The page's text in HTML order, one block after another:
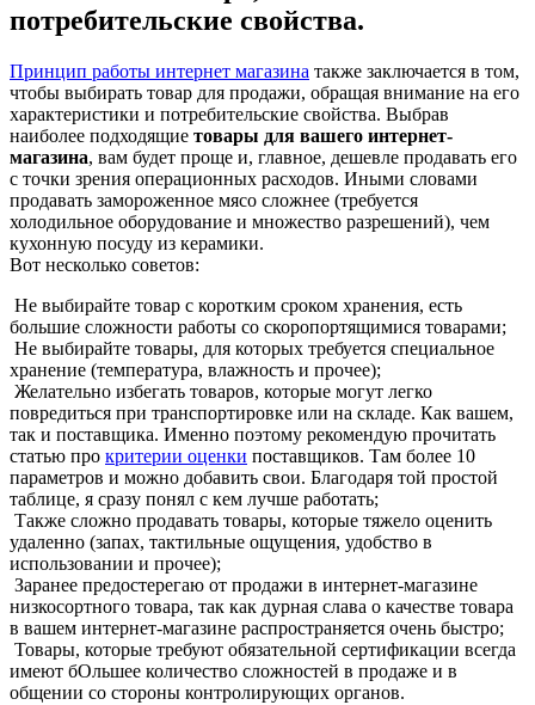
потребительские свойства.
Принцип работы интернет магазина также заключается в том,
чтобы выбирать товар для продажи, обращая внимание на его
характеристики и потребительские свойства. Выбрав
наиболее подходящие товары для вашего интернет-
магазина, вам будет проще и, главное, дешевле продавать его
с точки зрения операционных расходов. Иными словами
продавать замороженное мясо сложнее (требуется
холодильное оборудование и множество разрешений), чем
кухонную посуду из керамики.
Вот несколько советов:
Не выбирайте товар с коротким сроком хранения, есть
большие сложности работы со скоропортящимися товарами;
Не выбирайте товары, для которых требуется специальное
хранение (температура, влажность и прочее);
Желательно избегать товаров, которые могут легко
повредиться при транспортировке или на складе. Как вашем,
так и поставщика. Именно поэтому рекомендую прочитать
статью про критерии оценки поставщиков. Там более 10
параметров и можно добавить свои. Благодаря той простой
таблице, я сразу понял с кем лучше работать;
Также сложно продавать товары, которые тяжело оценить
удаленно (запах, тактильные ощущения, удобство в
использовании и прочее);
Заранее предостерегаю от продажи в интернет-магазине
низкосортного товара, так как дурная слава о качестве товара
в вашем интернет-магазине распространяется очень быстро;
Товары, которые требуют обязательной сертификации всегда
имеют бОльшее количество сложностей в продаже и в
общении со стороны контролирующих органов.